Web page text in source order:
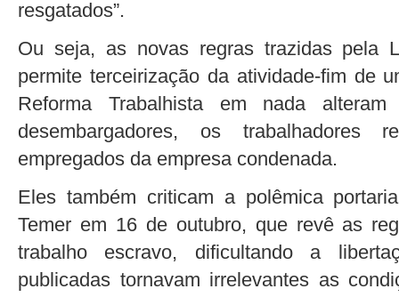
resgatados”.
Ou seja, as novas regras trazidas pela
permite terceirização da atividade-fim de
Reforma Trabalhista em nada
desembargadores, os trabalhadores
empregados da empresa condenada.
Eles também criticam a polêmica
Temer em 16 de outubro, que revê as
trabalho escravo, dificultando a
publicadas tornavam irrelevantes as